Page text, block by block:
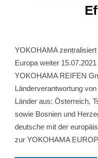
YOKOHAMA
Europa weiter
YOKOHAMA REIFEN
Länderverantwortung
Länder aus: Österreich,
sowie Bosnien und
deutsche mit der
zur YOKOHAMA